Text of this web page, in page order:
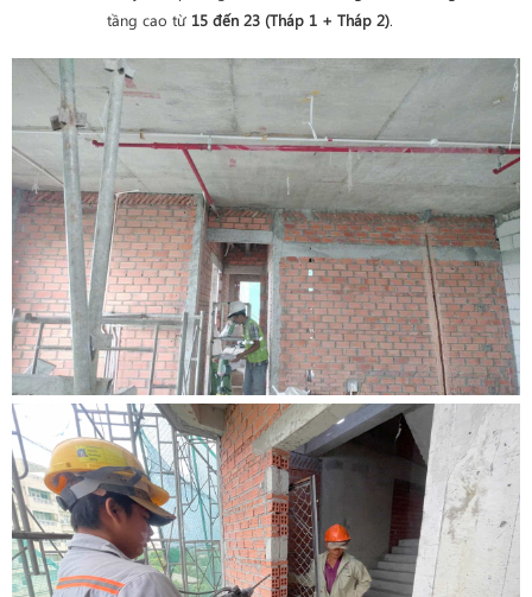
tầng cao từ 15 đến 23 (Tháp 1 + Tháp 2).